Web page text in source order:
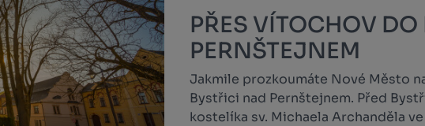
PŘES VÍTOCHOV
PERNŠTEJNEM
Jakmile prozkoumáte Nové Město
Bystřici nad Pernštejnem. Před
kostelíka sv. Michaela Archanděla